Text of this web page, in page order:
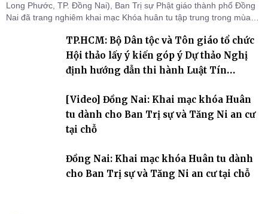
Long Phước, TP. Đồng Nai), Ban Trị sự Phật giáo thành phố Đồng
Nai đã trang nghiêm khai mạc Khóa huân tu tập trung trong mùa
chỗ khu vực VII, VIII và trường hạ chùa Quốc Ân Khải Tường.
TP.HCM: Bộ Dân tộc và Tôn giáo tổ chức
Hội thảo lấy ý kiến góp ý Dự thảo Nghị
định hướng dẫn thi hành Luật Tín
[Video] Đồng Nai: Khai mạc khóa Huân
tu dành cho Ban Trị sự và Tăng Ni an cư
tại chỗ
Đồng Nai: Khai mạc khóa Huân tu dành
cho Ban Trị sự và Tăng Ni an cư tại chỗ